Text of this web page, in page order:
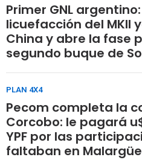
Primer GNL
licuefacción del MKII
China y abre la fase
segundo buque de
PLAN 4X4
Pecom completa la
Corcobo: le pagará
YPF por las
faltaban en